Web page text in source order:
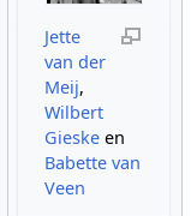
Jette
van der
Meij,
Wilbert
Gieske en
Babette van
Veen